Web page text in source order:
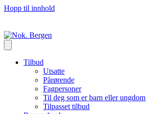
Hopp til innhold
Tilbud
Utsatte
Pårørende
Fagpersoner
Til deg som er barn eller ungdom
Tilpasset tilbud